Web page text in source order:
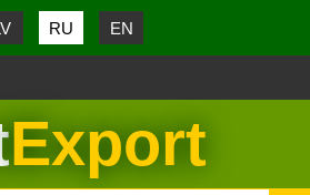
RU EN
Export